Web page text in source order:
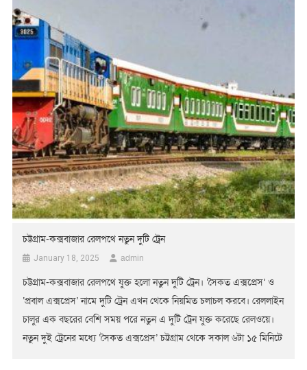
চট্টগ্রাম-কক্সবাজার রেলপথে নতুন দুটি ট্রেন
January 18, 2025 admin
চট্টগ্রাম-কক্সবাজার রেলপথে যুক্ত হলো নতুন দুটি ট্রেন। ‘সৈকত এক্সপ্রেস’ ও
‘প্রবাল এক্সপ্রেস’ নামে দুটি ট্রেন এখন থেকে নিয়মিত চলাচল করবে। রেললাইন
চালুর এক বছরের বেশি সময় পরে নতুন এ দুটি ট্রেন যুক্ত করেছে রেলওয়ে।
নতুন দুই ট্রেনের মধ্যে ‘সৈকত এক্সপ্রেস’ চট্টগ্রাম থেকে সকাল ৬টা ১৫ মিনিটে